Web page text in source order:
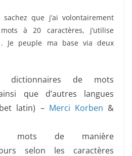
que j’ai volontairement
à 20 caractères, j’utilise
1. Je peuple ma base via deux
dictionnaires de mots
que d’autres langues
latin) – Merci Korben &
mots de manière
selon les caractères